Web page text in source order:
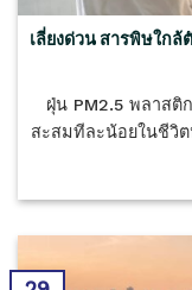
เลี่ยงด่วน สารพิษใกล้
ฝุ่น PM2.5 พลาสติ
สะสมทีละน้อยในชีวิต